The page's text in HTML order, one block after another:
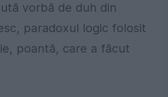
vorbă de duh din
paradoxul logic folosit
poantă, care a făcut